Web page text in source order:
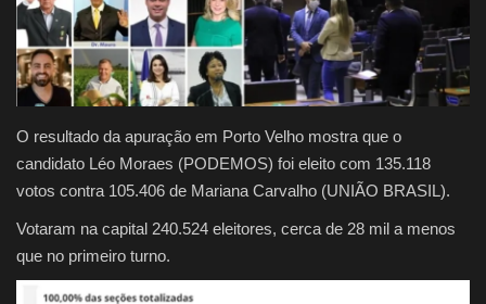
Galeria
Saúde
O resultado da apuração em Porto Velho mostra que o
candidato Léo Moraes (PODEMOS) foi eleito com 135.118
votos contra 105.406 de Mariana Carvalho (UNIÃO BRASIL).
Votaram na capital 240.524 eleitores, cerca de 28 mil a menos
que no primeiro turno.